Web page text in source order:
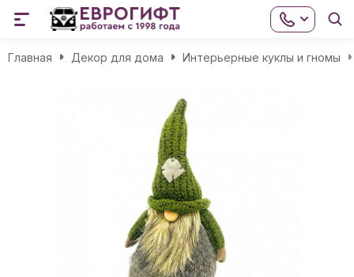
Главная Декор для дома Интерьерные куклы и гномы